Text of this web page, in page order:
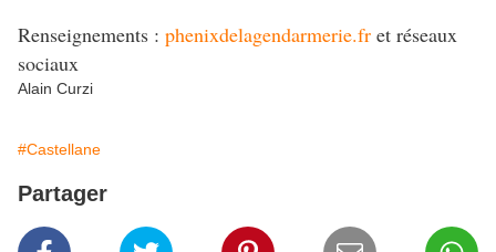
Renseignements : phenixdelagendarmerie.fr et réseaux
sociaux
Alain Curzi
#Castellane
Partager